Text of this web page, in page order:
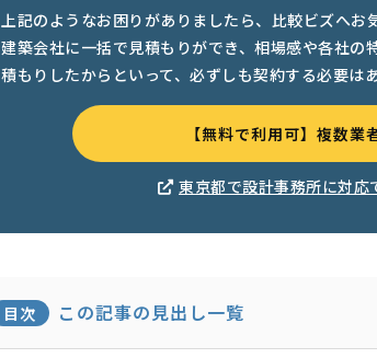
上記のようなお困りがありましたら、比較ビズへ
建築会社に一括で見積もりができ、相場感や各社
積もりしたからといって、必ずしも契約する必要は
【無料で利用可】複数業
東京都で設計事務所に対応
目次 この記事の見出し一覧